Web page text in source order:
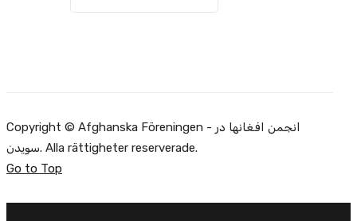
Copyright © Afghanska Föreningen - انجمن افغانها در
سویدن. Alla rättigheter reserverade.
Go to Top